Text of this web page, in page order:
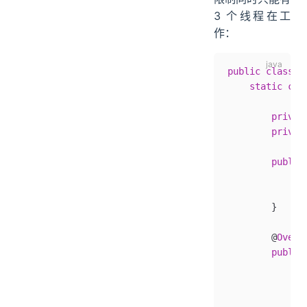
3 个线程在工
作：
public class
    static
        public
        }
        @
        public